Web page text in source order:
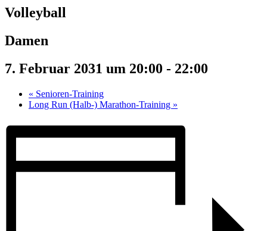
Volleyball
Damen
7. Februar 2031 um 20:00 - 22:00
« Senioren-Training
Long Run (Halb-) Marathon-Training »